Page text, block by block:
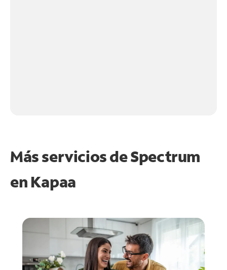
Más servicios de Spectrum
en Kapaa